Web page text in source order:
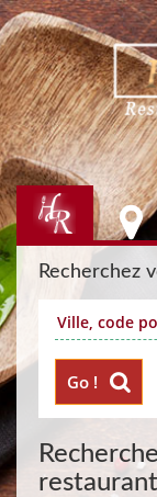
Recherchez
Go !